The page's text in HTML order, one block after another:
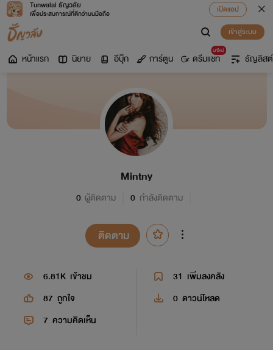
Tunwalai ธัญวลัย
เพื่อประสบการณ์ที่ดีกว่าบนมือถือ
เปิดแอป
เข้าสู่ระบบ
หน้าแรก นิยาย อีบุ๊ก การ์ตูน
มาใหม่
ดรีมแชท ธัญลิสต์
Mintny
0 ผู้ติดตาม 0 กำลังติดตาม
ติดตาม
6.81K เข้าชม 31 เพิ่มลงคลัง
87 ถูกใจ 0 ดาวน์โหลด
7 ความคิดเห็น